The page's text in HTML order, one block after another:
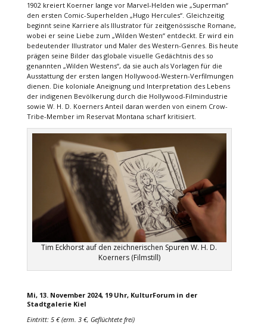
1902 kreiert Koerner lange vor Marvel-Helden wie „Superman“
den ersten Comic-Superhelden „Hugo Hercules“. Gleichzeitig
beginnt seine Karriere als Illustrator für zeitgenössische Romane,
wobei er seine Liebe zum „Wilden Westen“ entdeckt. Er wird ein
bedeutender Illustrator und Maler des Western-Genres. Bis heute
prägen seine Bilder das globale visuelle Gedächtnis des so
genannten „Wilden Westens“, da sie auch als Vorlagen für die
Ausstattung der ersten langen Hollywood-Western-Verfilmungen
dienen. Die koloniale Aneignung und Interpretation des Lebens
der indigenen Bevölkerung durch die Hollywood-Filmindustrie
sowie W. H. D. Koerners Anteil daran werden von einem Crow-
Tribe-Member im Reservat Montana scharf kritisiert.
Tim Eckhorst auf den zeichnerischen Spuren W. H. D.
Koerners (Filmstill)
Mi, 13. November 2024, 19 Uhr, KulturForum in der
Stadtgalerie Kiel
Eintritt: 5 € (erm. 3 €, Geflüchtete frei)